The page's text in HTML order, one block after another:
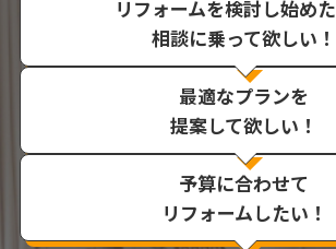
リフォームを検討し始め
相談に乗って欲しい！
最適なプランを
提案して欲しい！
予算に合わせて
リフォームしたい！